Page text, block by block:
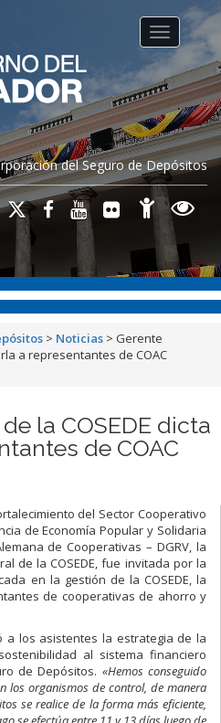
del Seguro de Depósitos
Toggle
> Noticias > Gerente
a representantes de COAC
la COSEDE dicta
de COAC
del Sector Cooperativo
de Economía Popular y Solidaria
de Cooperativas – DGRV, la
de la COSEDE, fue invitada por la
en la gestión de la COSEDE, la
de cooperativas de ahorro y
a los asistentes la estrategia de la
al sistema financiero
de Depósitos. «Hemos conseguido
los organismos de control, de manera
se realice de la forma más eficiente,